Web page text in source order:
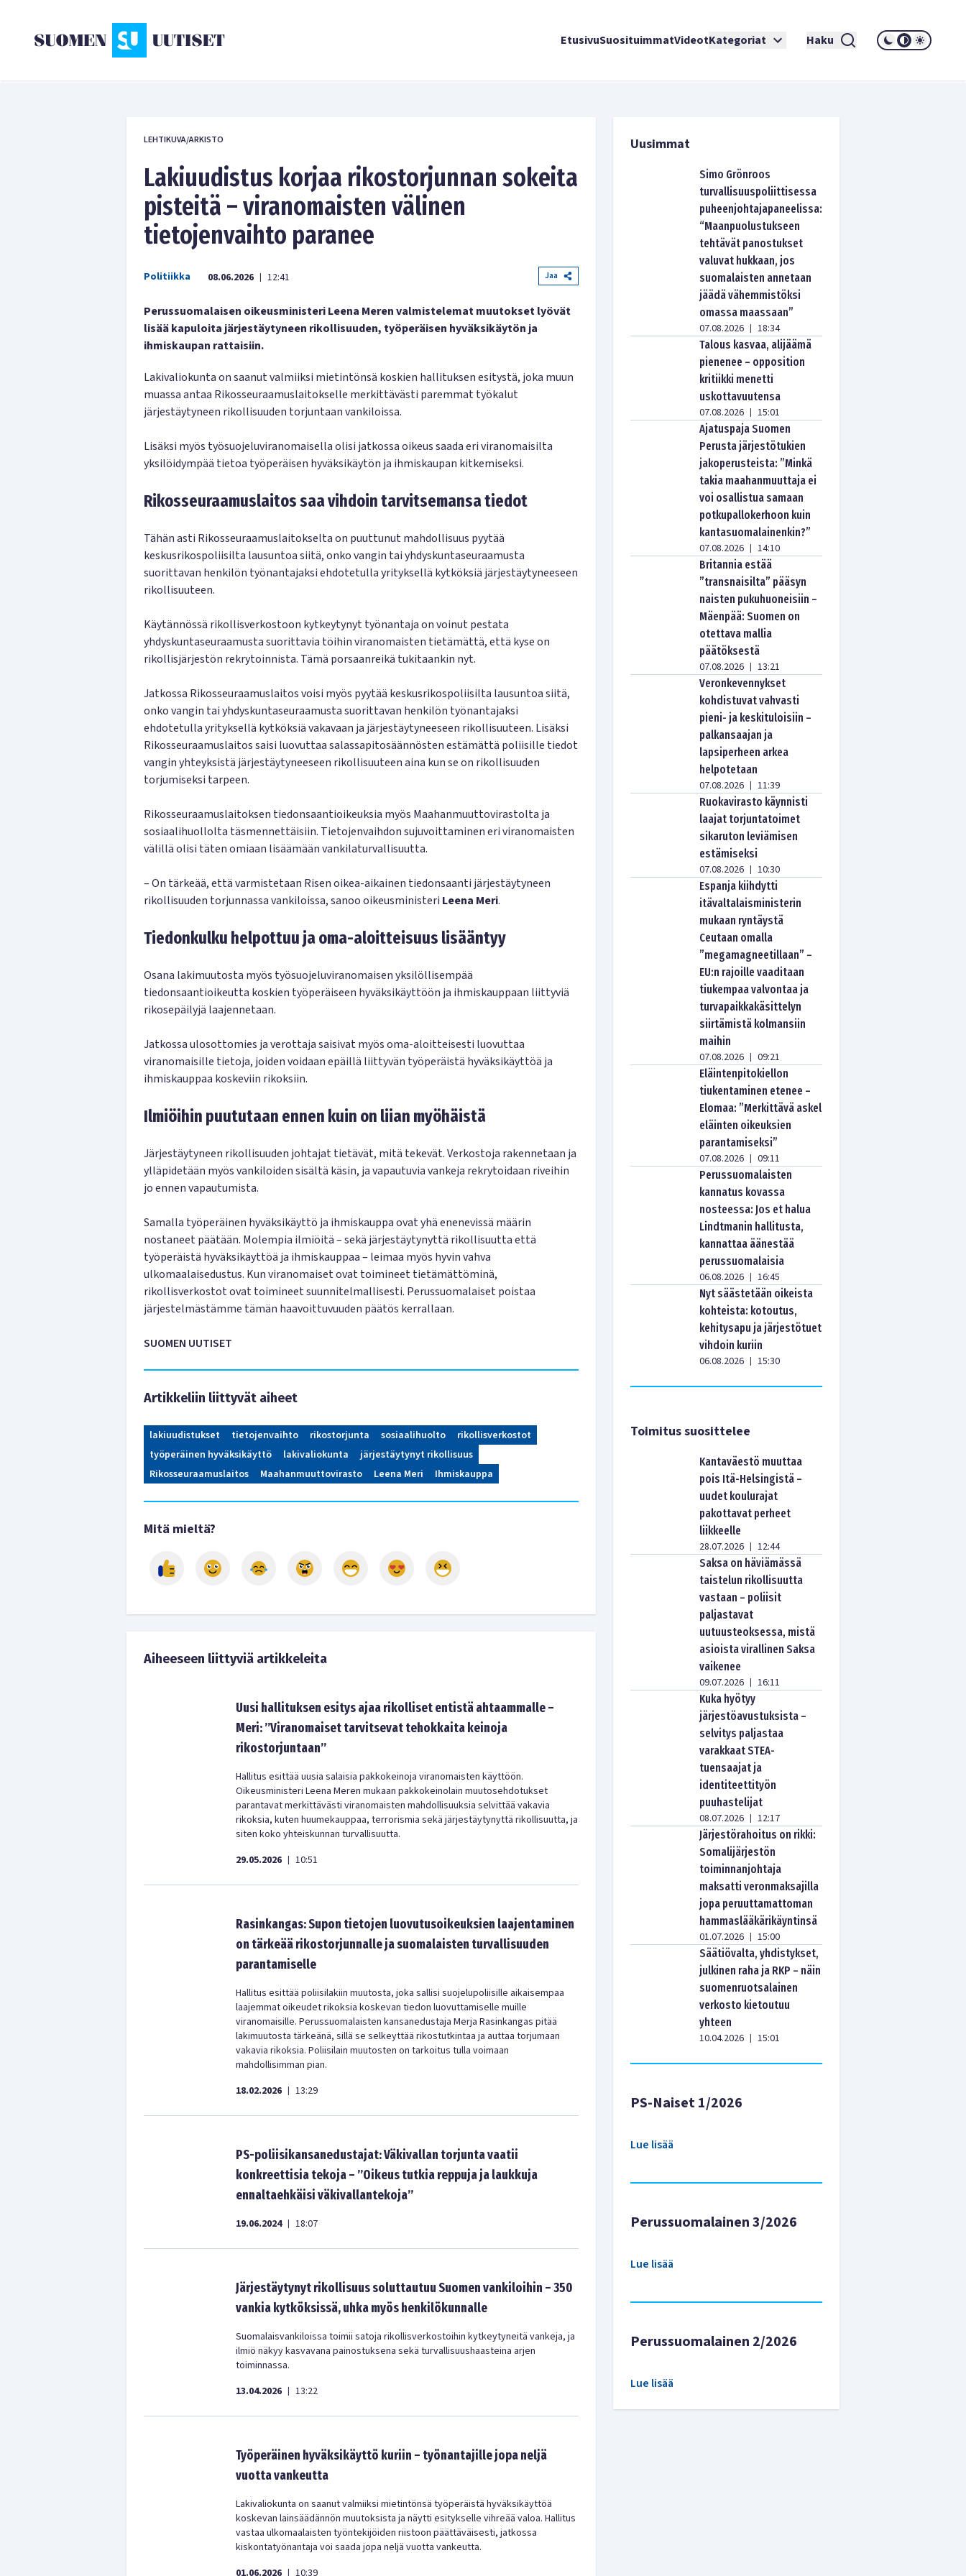
EtusivuSuosituimmatVideotKategoriat Haku
LEHTIKUVA/ARKISTO
Lakiuudistus korjaa rikostorjunnan sokeita
pisteitä – viranomaisten välinen
tietojenvaihto paranee
Politiikka 08.06.2026 | 12:41 Jaa
Perussuomalaisen oikeusministeri Leena Meren valmistelemat muutokset lyövät
lisää kapuloita järjestäytyneen rikollisuuden, työperäisen hyväksikäytön ja
ihmiskaupan rattaisiin.
Lakivaliokunta on saanut valmiiksi mietintönsä koskien hallituksen esitystä, joka muun
muassa antaa Rikosseuraamuslaitokselle merkittävästi paremmat työkalut
järjestäytyneen rikollisuuden torjuntaan vankiloissa.
Lisäksi myös työsuojeluviranomaisella olisi jatkossa oikeus saada eri viranomaisilta
yksilöidympää tietoa työperäisen hyväksikäytön ja ihmiskaupan kitkemiseksi.
Rikosseuraamuslaitos saa vihdoin tarvitsemansa tiedot
Tähän asti Rikosseuraamuslaitokselta on puuttunut mahdollisuus pyytää
keskusrikospoliisilta lausuntoa siitä, onko vangin tai yhdyskuntaseuraamusta
suorittavan henkilön työnantajaksi ehdotetulla yrityksellä kytköksiä järjestäytyneeseen
rikollisuuteen.
Käytännössä rikollisverkostoon kytkeytynyt työnantaja on voinut pestata
yhdyskuntaseuraamusta suorittavia töihin viranomaisten tietämättä, että kyse on
rikollisjärjestön rekrytoinnista. Tämä porsaanreikä tukitaankin nyt.
Jatkossa Rikosseuraamuslaitos voisi myös pyytää keskusrikospoliisilta lausuntoa siitä,
onko vangin tai yhdyskuntaseuraamusta suorittavan henkilön työnantajaksi
ehdotetulla yrityksellä kytköksiä vakavaan ja järjestäytyneeseen rikollisuuteen. Lisäksi
Rikosseuraamuslaitos saisi luovuttaa salassapitosäännösten estämättä poliisille tiedot
vangin yhteyksistä järjestäytyneeseen rikollisuuteen aina kun se on rikollisuuden
torjumiseksi tarpeen.
Rikosseuraamuslaitoksen tiedonsaantioikeuksia myös Maahanmuuttovirastolta ja
sosiaalihuollolta täsmennettäisiin. Tietojenvaihdon sujuvoittaminen eri viranomaisten
välillä olisi täten omiaan lisäämään vankilaturvallisuutta.
– On tärkeää, että varmistetaan Risen oikea-aikainen tiedonsaanti järjestäytyneen
rikollisuuden torjunnassa vankiloissa, sanoo oikeusministeri Leena Meri.
Tiedonkulku helpottuu ja oma-aloitteisuus lisääntyy
Osana lakimuutosta myös työsuojeluviranomaisen yksilöllisempää
tiedonsaantioikeutta koskien työperäiseen hyväksikäyttöön ja ihmiskauppaan liittyviä
rikosepäilyjä laajennetaan.
Jatkossa ulosottomies ja verottaja saisivat myös oma-aloitteisesti luovuttaa
viranomaisille tietoja, joiden voidaan epäillä liittyvän työperäistä hyväksikäyttöä ja
ihmiskauppaa koskeviin rikoksiin.
Ilmiöihin puututaan ennen kuin on liian myöhäistä
Järjestäytyneen rikollisuuden johtajat tietävät, mitä tekevät. Verkostoja rakennetaan ja
ylläpidetään myös vankiloiden sisältä käsin, ja vapautuvia vankeja rekrytoidaan riveihin
jo ennen vapautumista.
Samalla työperäinen hyväksikäyttö ja ihmiskauppa ovat yhä enenevissä määrin
nostaneet päätään. Molempia ilmiöitä – sekä järjestäytynyttä rikollisuutta että
työperäistä hyväksikäyttöä ja ihmiskauppaa – leimaa myös hyvin vahva
ulkomaalaisedustus. Kun viranomaiset ovat toimineet tietämättöminä,
rikollisverkostot ovat toimineet suunnitelmallisesti. Perussuomalaiset poistaa
järjestelmästämme tämän haavoittuvuuden päätös kerrallaan.
SUOMEN UUTISET
Artikkeliin liittyvät aiheet
lakiuudistukset tietojenvaihto rikostorjunta sosiaalihuolto
rikollisverkostot
työperäinen hyväksikäyttö
lakivaliokunta
järjestäytynyt rikollisuus
Rikosseuraamuslaitos
Maahanmuuttovirasto Leena Meri Ihmiskauppa
Mitä mieltä?
Aiheeseen liittyviä artikkeleita
Uusi hallituksen esitys ajaa rikolliset entistä ahtaammalle –
Meri: ”Viranomaiset tarvitsevat tehokkaita keinoja
rikostorjuntaan”
Hallitus esittää uusia salaisia pakkokeinoja viranomaisten käyttöön.
Oikeusministeri Leena Meren mukaan pakkokeinolain muutosehdotukset
parantavat merkittävästi viranomaisten mahdollisuuksia selvittää vakavia
rikoksia, kuten huumekauppaa, terrorismia sekä järjestäytynyttä rikollisuutta, ja
siten koko yhteiskunnan turvallisuutta.
29.05.2026 | 10:51
Rasinkangas: Supon tietojen luovutusoikeuksien laajentaminen
on tärkeää rikostorjunnalle ja suomalaisten turvallisuuden
parantamiselle
Hallitus esittää poliisilakiin muutosta, joka sallisi suojelupoliisille aikaisempaa
laajemmat oikeudet rikoksia koskevan tiedon luovuttamiselle muille
viranomaisille. Perussuomalaisten kansanedustaja Merja Rasinkangas pitää
lakimuutosta tärkeänä, sillä se selkeyttää rikostutkintaa ja auttaa torjumaan
vakavia rikoksia. Poliisilain muutosten on tarkoitus tulla voimaan
mahdollisimman pian.
18.02.2026 | 13:29
PS-poliisikansanedustajat: Väkivallan torjunta vaatii
konkreettisia tekoja – ”Oikeus tutkia reppuja ja laukkuja
ennaltaehkäisi väkivallantekoja”
19.06.2024 | 18:07
Järjestäytynyt rikollisuus soluttautuu Suomen vankiloihin – 350
vankia kytköksissä, uhka myös henkilökunnalle
Suomalaisvankiloissa toimii satoja rikollisverkostoihin kytkeytyneitä vankeja, ja
ilmiö näkyy kasvavana painostuksena sekä turvallisuushaasteina arjen
toiminnassa.
13.04.2026 | 13:22
Työperäinen hyväksikäyttö kuriin – työnantajille jopa neljä
vuotta vankeutta
Lakivaliokunta on saanut valmiiksi mietintönsä työperäistä hyväksikäyttöä
koskevan lainsäädännön muutoksista ja näytti esitykselle vihreää valoa. Hallitus
vastaa ulkomaalaisten työntekijöiden riistoon päättäväisesti, jatkossa
kiskontatyönantaja voi saada jopa neljä vuotta vankeutta.
01.06.2026 | 10:39
Uusimmat
Simo Grönroos
turvallisuuspoliittisessa
puheenjohtajapaneelissa:
“Maanpuolustukseen
tehtävät panostukset
valuvat hukkaan, jos
suomalaisten annetaan
jäädä vähemmistöksi
omassa maassaan”
07.08.2026 | 18:34
Talous kasvaa, alijäämä
pienenee – opposition
kritiikki menetti
uskottavuutensa
07.08.2026 | 15:01
Ajatuspaja Suomen
Perusta järjestötukien
jakoperusteista: ”Minkä
takia maahanmuuttaja ei
voi osallistua samaan
potkupallokerhoon kuin
kantasuomalainenkin?”
07.08.2026 | 14:10
Britannia estää
”transnaisilta” pääsyn
naisten pukuhuoneisiin –
Mäenpää: Suomen on
otettava mallia
päätöksestä
07.08.2026 | 13:21
Veronkevennykset
kohdistuvat vahvasti
pieni- ja keskituloisiin –
palkansaajan ja
lapsiperheen arkea
helpotetaan
07.08.2026 | 11:39
Ruokavirasto käynnisti
laajat torjuntatoimet
sikaruton leviämisen
estämiseksi
07.08.2026 | 10:30
Espanja kiihdytti
itävaltalaisministerin
mukaan ryntäystä
Ceutaan omalla
”megamagneetillaan” –
EU:n rajoille vaaditaan
tiukempaa valvontaa ja
turvapaikkakäsittelyn
siirtämistä kolmansiin
maihin
07.08.2026 | 09:21
Eläintenpitokiellon
tiukentaminen etenee –
Elomaa: ”Merkittävä askel
eläinten oikeuksien
parantamiseksi”
07.08.2026 | 09:11
Perussuomalaisten
kannatus kovassa
nosteessa: Jos et halua
Lindtmanin hallitusta,
kannattaa äänestää
perussuomalaisia
06.08.2026 | 16:45
Nyt säästetään oikeista
kohteista: kotoutus,
kehitysapu ja järjestötuet
vihdoin kuriin
06.08.2026 | 15:30
Toimitus suosittelee
Kantaväestö muuttaa
pois Itä-Helsingistä –
uudet koulurajat
pakottavat perheet
liikkeelle
28.07.2026 | 12:44
Saksa on häviämässä
taistelun rikollisuutta
vastaan – poliisit
paljastavat
uutuusteoksessa, mistä
asioista virallinen Saksa
vaikenee
09.07.2026 | 16:11
Kuka hyötyy
järjestöavustuksista –
selvitys paljastaa
varakkaat STEA-
tuensaajat ja
identiteettityön
puuhastelijat
08.07.2026 | 12:17
Järjestörahoitus on rikki:
Somalijärjestön
toiminnanjohtaja
maksatti veronmaksajilla
jopa peruuttamattoman
hammaslääkärikäyntinsä
01.07.2026 | 15:00
Säätiövalta, yhdistykset,
julkinen raha ja RKP – näin
suomenruotsalainen
verkosto kietoutuu
yhteen
10.04.2026 | 15:01
PS-Naiset 1/2026
Lue lisää
Perussuomalainen 3/2026
Lue lisää
Perussuomalainen 2/2026
Lue lisää